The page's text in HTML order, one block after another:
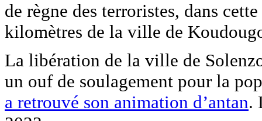
de règne des terroristes, dans
kilomètres de la ville de
La libération de la ville de
un ouf de soulagement pour la
a retrouvé son animation d’antan.